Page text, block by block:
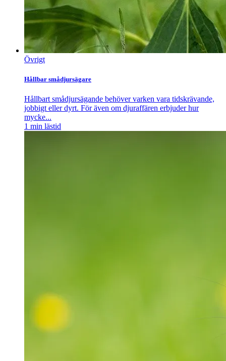
Övrigt
Hållbar smådjursägare
Hållbart smådjursägande behöver varken vara tidskrävande,
jobbigt eller dyrt. För även om djuraffären erbjuder hur
mycke...
1 min lästid